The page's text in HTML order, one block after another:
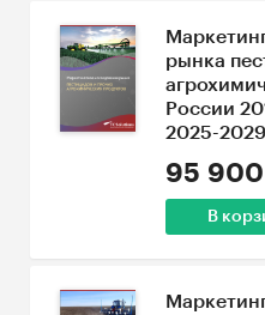
рынка
России
2025-
95
В